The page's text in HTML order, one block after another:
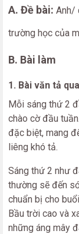
A. Đề bài: Anh/
trường học của
B. Bài làm
1. Bài văn tả
Mỗi sáng thứ 2
chào cờ đầu
đặc biệt, mang
liêng khó tả.
Sáng thứ 2 như
thường sẽ đến
chuẩn bị cho
Bầu trời cao và
những áng mây